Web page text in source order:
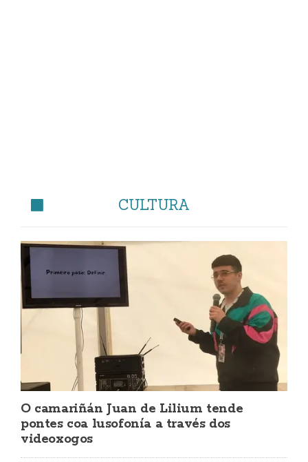
CULTURA
O camariñán Juan de Lilium tende
pontes coa lusofonía a través dos
videoxogos